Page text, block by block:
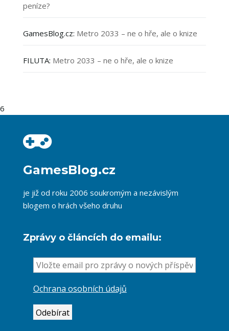
peníze?
GamesBlog.cz: Metro 2033 – ne o hře, ale o knize
FILUTA: Metro 2033 – ne o hře, ale o knize
6
GamesBlog.cz
je již od roku 2006 soukromým a nezávislým
blogem o hrách všeho druhu
Zprávy o článcích do emailu:
Ochrana osobních údajů